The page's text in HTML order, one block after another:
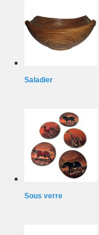
Saladier
Sous verre